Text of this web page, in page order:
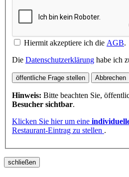
Hiermit akzeptiere ich die AGB.
Die Datenschutzerklärung habe ich
öffentliche Frage stellen Abbrechen
Hinweis: Bitte beachten Sie,
Besucher sichtbar.
Klicken Sie hier um eine
Restaurant-Eintrag zu stellen .
schließen